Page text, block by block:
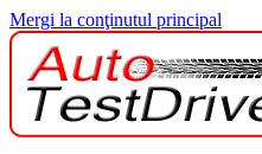
Mergi la conţinutul principal